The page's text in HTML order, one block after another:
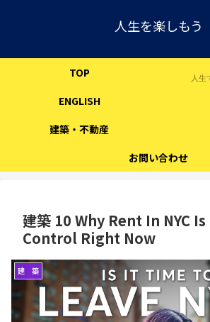
人生を楽しもう
TOP 人生
ENGLISH
建築・不動産
お問い合わせ
建築 10 Why Rent In NYC
Control Right Now
建 築